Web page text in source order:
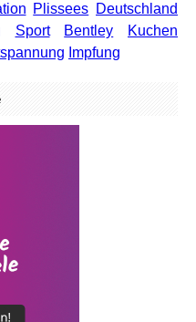
Plissees Deutschland
Sport Bentley
Kuchen
Impfung